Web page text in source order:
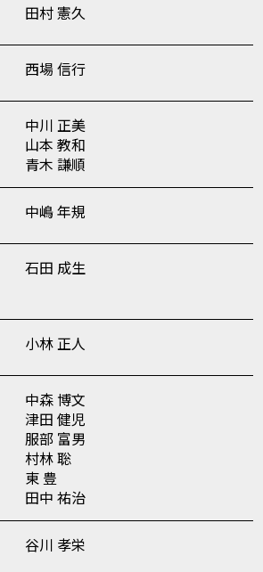
田村 憲久
西場 信行
中川 正美
山本 教和
青木 謙順
中嶋 年規
石田 成生
小林 正人
中森 博文
津田 健児
服部 富男
村林 聡
東 豊
田中 祐治
谷川 孝栄